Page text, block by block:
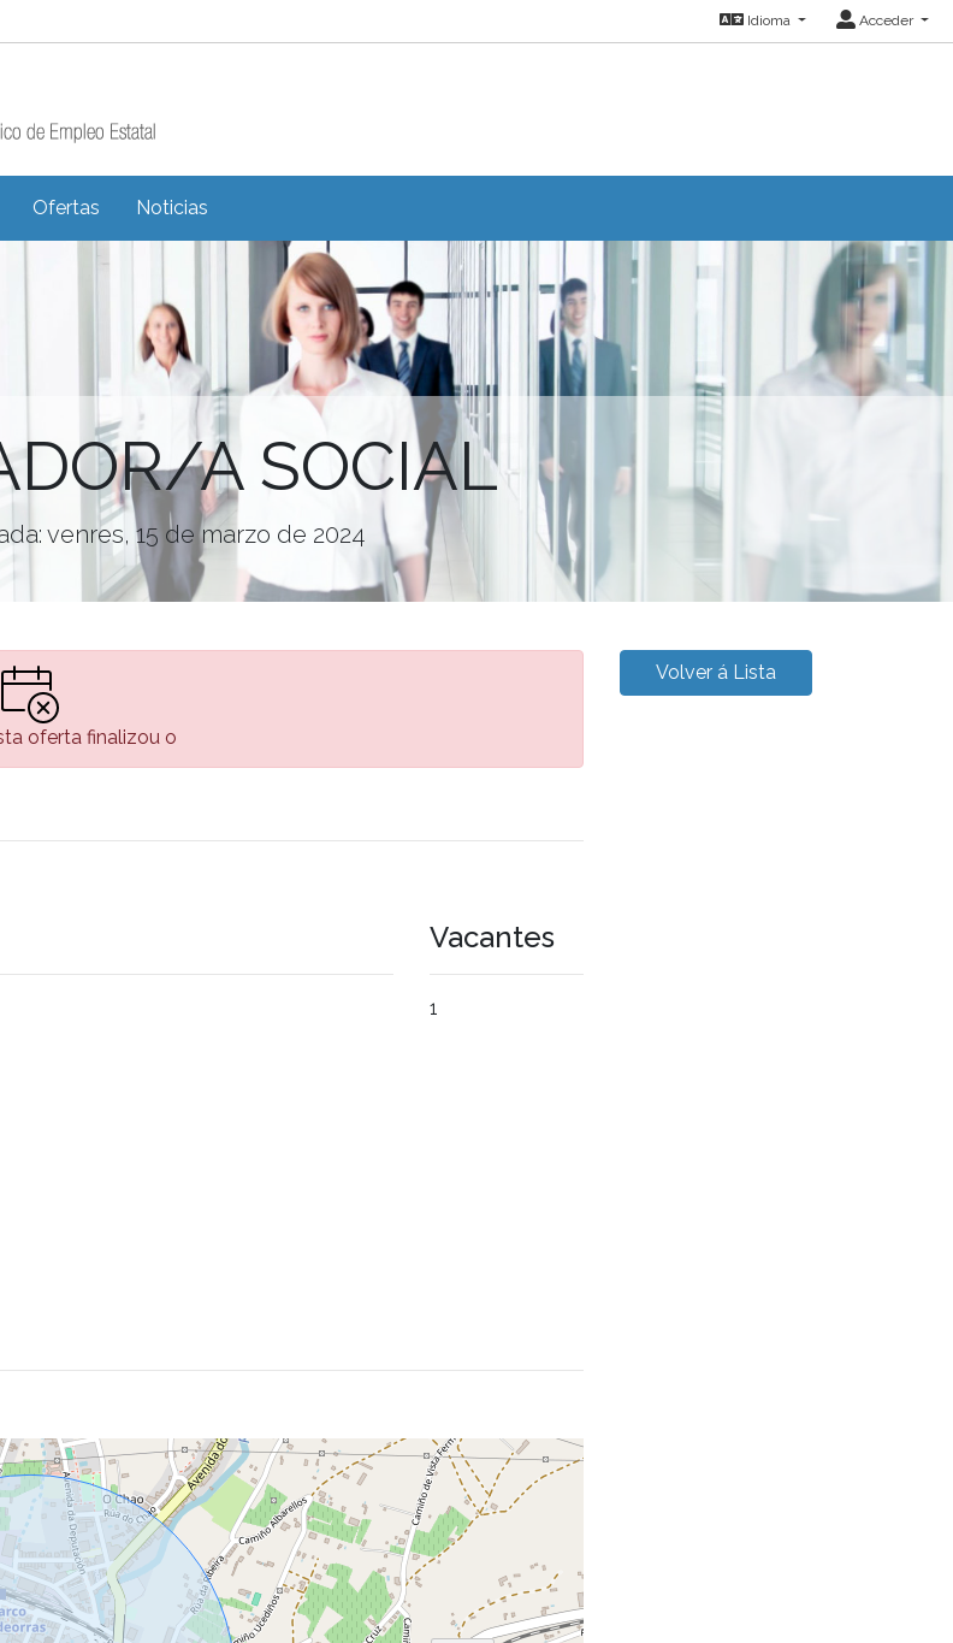
Idioma Acceder
Ofertas Noticias
A SOCIAL
venres, 15 de marzo de 2024
oferta finalizou o
Vacantes
1
Volver á Lista